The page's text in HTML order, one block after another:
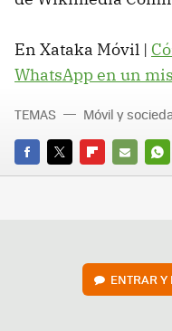
En Xataka Móvil |
WhatsApp en un
FACEBOOK
TWITTERFLIPBOARD
E-
TEMAS Móvil y
ENTRAR